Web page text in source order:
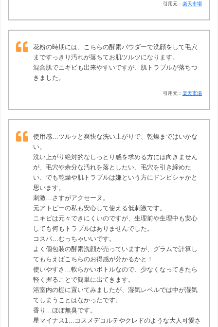
引用元： 楽天市場
花粉の時期には、こちらの酵素パウダーで洗顔をして毛穴
まですっきり汚れが落ちてお肌ツルツになります。
混合肌でニキビも出来やすいですが、肌トラブルが落ちつ
きました。
引用元： 楽天市場
使用感…ツルッと爽快な洗い上がりで、乾燥まではいかな
い。
洗い上がり絶対的なしっとり感を求める方には向きません
が、毛穴や余分な汚れを落としたい、毛穴を引き締めた
い、でも乾燥や肌トラブルは嫌という方にドンピシャかと
思います。
刺激…さすがアクセーヌ。
元アトピーの私も安心して使える低刺激です。
ニキビは元々できにくいのですが、生理前や生理中も安心
しても何もトラブルはありませんでした。
コスパ…むっちゃいいです。
よく個包装の酵素洗顔が売っていますが、グラムで計算し
てもらえばこちらのお得感が分かるかと！
使いやすさ…軟らかいボトルなので、少なくなってきたら
軽く握ることで簡単に出てきます。
浴室内の棚に置いてみましたが、湿気レベルでは中が湿気
てしまうことはなかったです。
香り…ほぼ無臭です。
星マイナス1…コスメデコルテやクレドのような大人可愛さ